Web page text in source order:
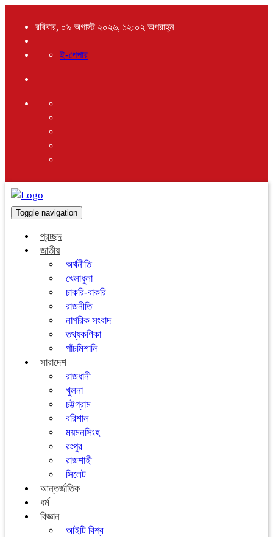
রবিবার, ০৯ অগাস্ট ২০২৬, ১২:০২ অপরাহ্ন
ই-পেপার
Toggle navigation
প্রচ্ছদ
জাতীয়
অর্থনীতি
খেলাধুলা
চাকরি-বাকরি
রাজনীতি
নাগরিক সংবাদ
তথ্যকণিকা
পাঁচমিশালি
সারাদেশ
রাজধানী
খুলনা
চট্টগ্রাম
বরিশাল
ময়মনসিংহ
রংপুর
রাজশাহী
সিলেট
আন্তর্জাতিক
ধর্ম
বিজ্ঞান
আইটি বিশ্ব